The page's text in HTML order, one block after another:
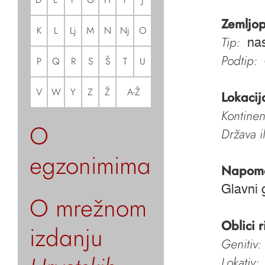
K L Lj M N Nj O
P Q R S Š T U
V W Y Z Ž A-Ž
O
egzonimima
O mrežnom
izdanju
Tip:
Podtip:
Država
Glavni
Oblici
Genitiv: